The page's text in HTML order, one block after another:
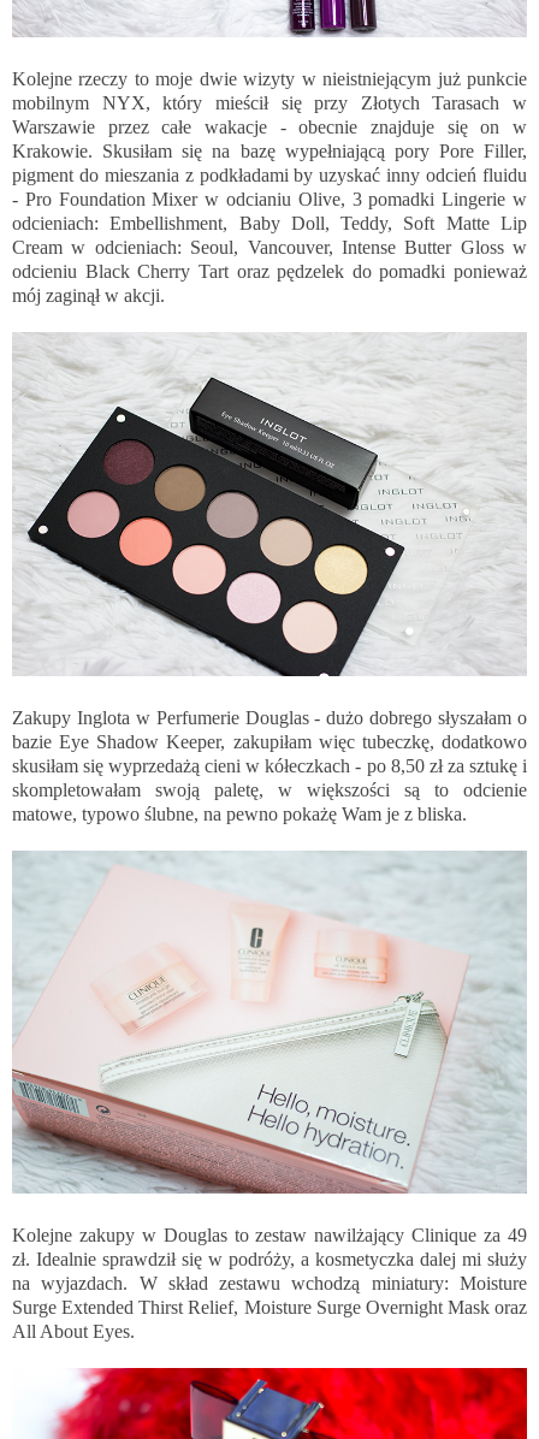
Kolejne rzeczy to moje dwie wizyty w nieistniejącym już punkcie
mobilnym NYX, który mieścił się przy Złotych Tarasach w
Warszawie przez całe wakacje - obecnie znajduje się on w
Krakowie. Skusiłam się na bazę wypełniającą pory Pore Filler,
pigment do mieszania z podkładami by uzyskać inny odcień fluidu
- Pro Foundation Mixer w odcianiu Olive, 3 pomadki Lingerie w
odcieniach: Embellishment, Baby Doll, Teddy, Soft Matte Lip
Cream w odcieniach: Seoul, Vancouver, Intense Butter Gloss w
odcieniu Black Cherry Tart oraz pędzelek do pomadki ponieważ
mój zaginął w akcji.
Zakupy Inglota w Perfumerie Douglas - dużo dobrego słyszałam o
bazie Eye Shadow Keeper, zakupiłam więc tubeczkę, dodatkowo
skusiłam się wyprzedażą cieni w kółeczkach - po 8,50 zł za sztukę i
skompletowałam swoją paletę, w większości są to odcienie
matowe, typowo ślubne, na pewno pokażę Wam je z bliska.
Kolejne zakupy w Douglas to zestaw nawilżający Clinique za 49
zł. Idealnie sprawdził się w podróży, a kosmetyczka dalej mi służy
na wyjazdach. W skład zestawu wchodzą miniatury: Moisture
Surge Extended Thirst Relief, Moisture Surge Overnight Mask oraz
All About Eyes.